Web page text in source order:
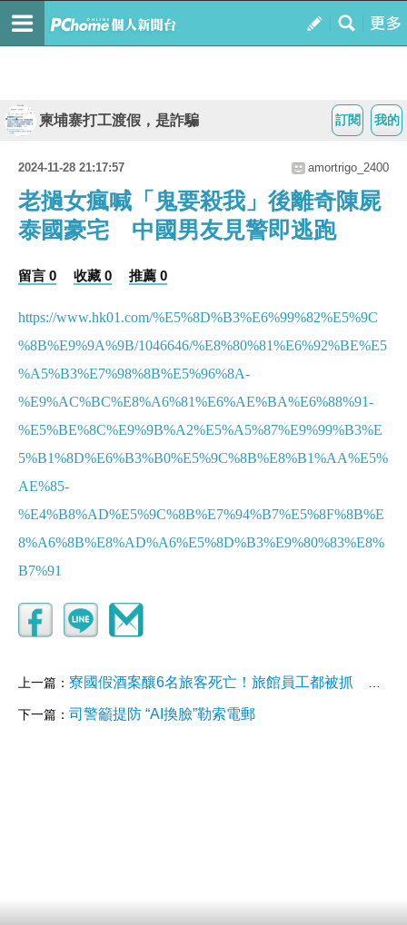
我的
訂閱
柬埔寨打工渡假，是詐騙
2024-11-28 21:17:57 amortrigo_2400
老撾女瘋喊「鬼要殺我」後離奇陳屍
泰國豪宅 中國男友見警即逃跑
留言 0 收藏 0 推薦 0
https://www.hk01.com/%E5%8D%B3%E6%99%82%E5%9C
%8B%E9%9A%9B/1046646/%E8%80%81%E6%92%BE%E5
%A5%B3%E7%98%8B%E5%96%8A-
%E9%AC%BC%E8%A6%81%E6%AE%BA%E6%88%91-
%E5%BE%8C%E9%9B%A2%E5%A5%87%E9%99%B3%E
5%B1%8D%E6%B3%B0%E5%9C%8B%E8%B1%AA%E5%
AE%85-
%E4%B8%AD%E5%9C%8B%E7%94%B7%E5%8F%8B%E
8%A6%8B%E8%AD%A6%E5%8D%B3%E9%80%83%E8%
B7%91
上一篇： 寮國假酒案釀6名旅客死亡！旅館員工都被抓 全是這國人
下一篇： 司警籲提防 “AI換臉”勒索電郵